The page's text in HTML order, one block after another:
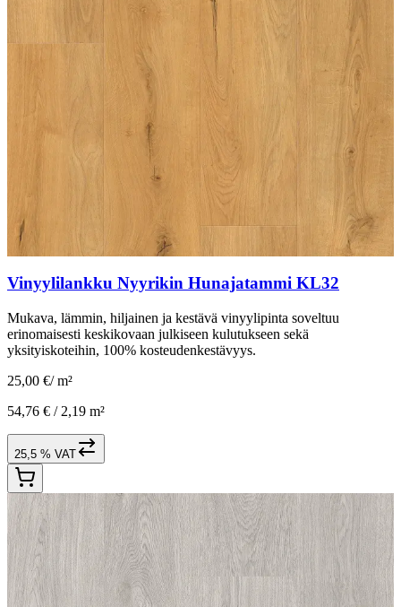
Vinyylilankku Nyyrikin Hunajatammi KL32
Mukava, lämmin, hiljainen ja kestävä vinyylipinta soveltuu
erinomaisesti keskikovaan julkiseen kulutukseen sekä
yksityiskoteihin, 100% kosteudenkestävyys.
25,00 €/ m²
54,76 € / 2,19 m²
25,5 % VAT